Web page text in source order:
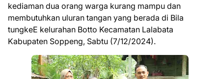
kediaman dua orang warga kurang mampu dan
membutuhkan uluran tangan yang berada di Bila
tungkeE kelurahan Botto Kecamatan Lalabata
Kabupaten Soppeng, Sabtu (7/12/2024).